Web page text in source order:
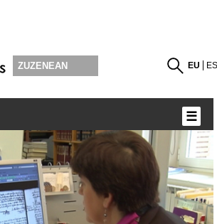
ZUZENEAN EU
☰